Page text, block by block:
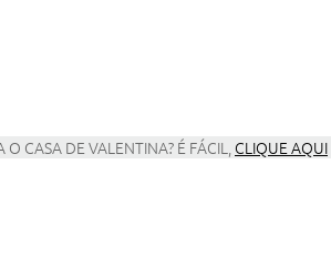
CASA DE VALENTINA? É FÁCIL, CLIQUE AQUI